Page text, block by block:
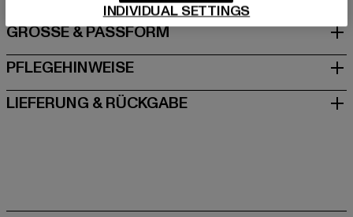
GRÖSSE & PASSFORM
PFLEGEHINWEISE
LIEFERUNG & RÜCKGABE
INDIVIDUAL SETTINGS